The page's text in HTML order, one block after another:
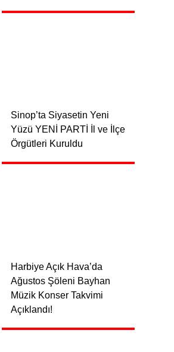
Sinop’ta Siyasetin Yeni
Yüzü YENİ PARTİ İl ve İlçe
Örgütleri Kuruldu
Harbiye Açık Hava’da
Ağustos Şöleni Bayhan
Müzik Konser Takvimi
Açıklandı!